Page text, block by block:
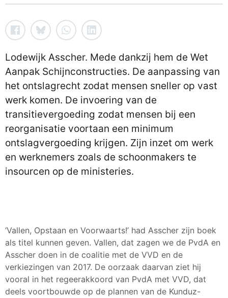
Lodewijk Asscher. Mede dankzij hem de Wet
Aanpak Schijnconstructies. De aanpassing van
het ontslagrecht zodat mensen sneller op vast
werk komen. De invoering van de
transitievergoeding zodat mensen bij een
reorganisatie voortaan een minimum
ontslagvergoeding krijgen. Zijn inzet om werk
en werknemers zoals de schoonmakers te
insourcen op de ministeries.
‘Vallen, Opstaan en Voorwaarts!’ had Asscher zijn boek
als titel kunnen geven. Vallen, dat zagen we de PvdA en
Asscher doen in de coalitie met de VVD en de
verkiezingen van 2017. De oorzaak daarvan ziet hij
vooral in het regeerakkoord van PvdA met VVD, dat
deels voortbouwde op de plannen van de Kunduz-